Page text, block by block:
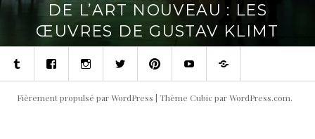
DE L’ART NOUVEAU : LES
ŒUVRES DE GUSTAV KLIMT
TumblrFacebookInstagramTwitterPinterestYoutubeContact
Fièrement propulsé par WordPress | Thème Cubic parWordPress.com.